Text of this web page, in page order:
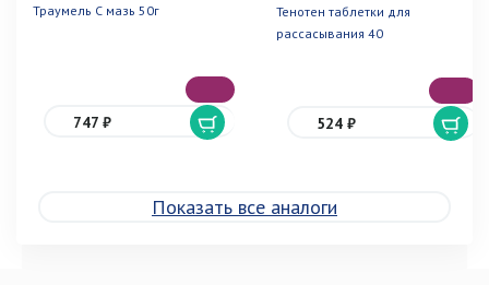
Траумель С мазь 50г
747 ₽
Тенотен таблетки для
рассасывания 40
524 ₽
Показать все аналоги